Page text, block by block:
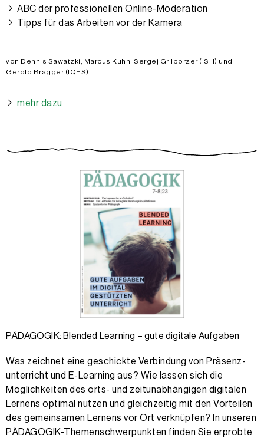
ABC der professionellen Online-Moderation
Tipps für das Arbeiten vor der Kamera
von Dennis Sawatzki, Marcus Kuhn, Sergej Grilborzer (iSH) und
Gerold Brägger (IQES)
mehr dazu
PÄDAGOGIK: Blended Learning – gute digitale Aufgaben
Was zeichnet eine geschickte Verbindung von Präsenz­
unterricht und E-Learning aus? Wie lassen sich die
Möglichkeiten des orts- und zeitunabhängigen digitalen
Lernens optimal nutzen und gleichzeitig mit den Vorteilen
des gemeinsamen Lernens vor Ort verknüpfen? In unseren
PÄDAGOGIK-Themen­schwerpunkten finden Sie erprobte